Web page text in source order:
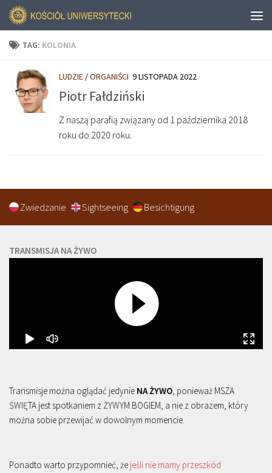
TAG: KOLONIA
LUDZIE /ORGANIŚCI 9 LISTOPADA 2022
Piotr Fałdziński
Z naszą parafią związany od 1 października 2018
roku do 2020 roku.
Zwiedzanie Sightseeing Besichtigung
TRANSMISJA NA ŻYWO
Transmisje można oglądać jedynie NA ŻYWO, ponieważ MSZA
ŚWIĘTA jest spotkaniem z ŻYWYM BOGIEM, a nie z obrazem, który
można sobie przewijać w dowolnym momencie.
Ponadto warto przypomnieć, że jeśli nie mamy przeszkód